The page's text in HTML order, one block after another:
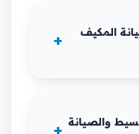
المكيف
والصيانة